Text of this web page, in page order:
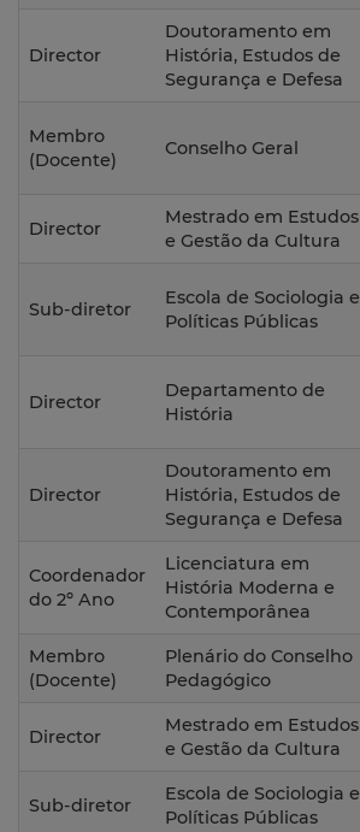
Director
Doutoramento em
História, Estudos de
Segurança e Defesa
Membro
(Docente)
Conselho Geral
Director
Mestrado em Estudos
e Gestão da Cultura
Sub-diretor
Escola de Sociologia e
Políticas Públicas
Director
Departamento de
História
Director
Doutoramento em
História, Estudos de
Segurança e Defesa
Coordenador
do 2º Ano
Licenciatura em
História Moderna e
Contemporânea
Membro
(Docente)
Plenário do Conselho
Pedagógico
Director
Mestrado em Estudos
e Gestão da Cultura
Sub-diretor
Escola de Sociologia e
Políticas Públicas